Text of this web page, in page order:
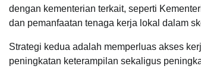
dengan kementerian terkait, seperti
dan pemanfaatan tenaga kerja lokal dalam
Strategi kedua adalah memperluas akses
peningkatan keterampilan sekaligus